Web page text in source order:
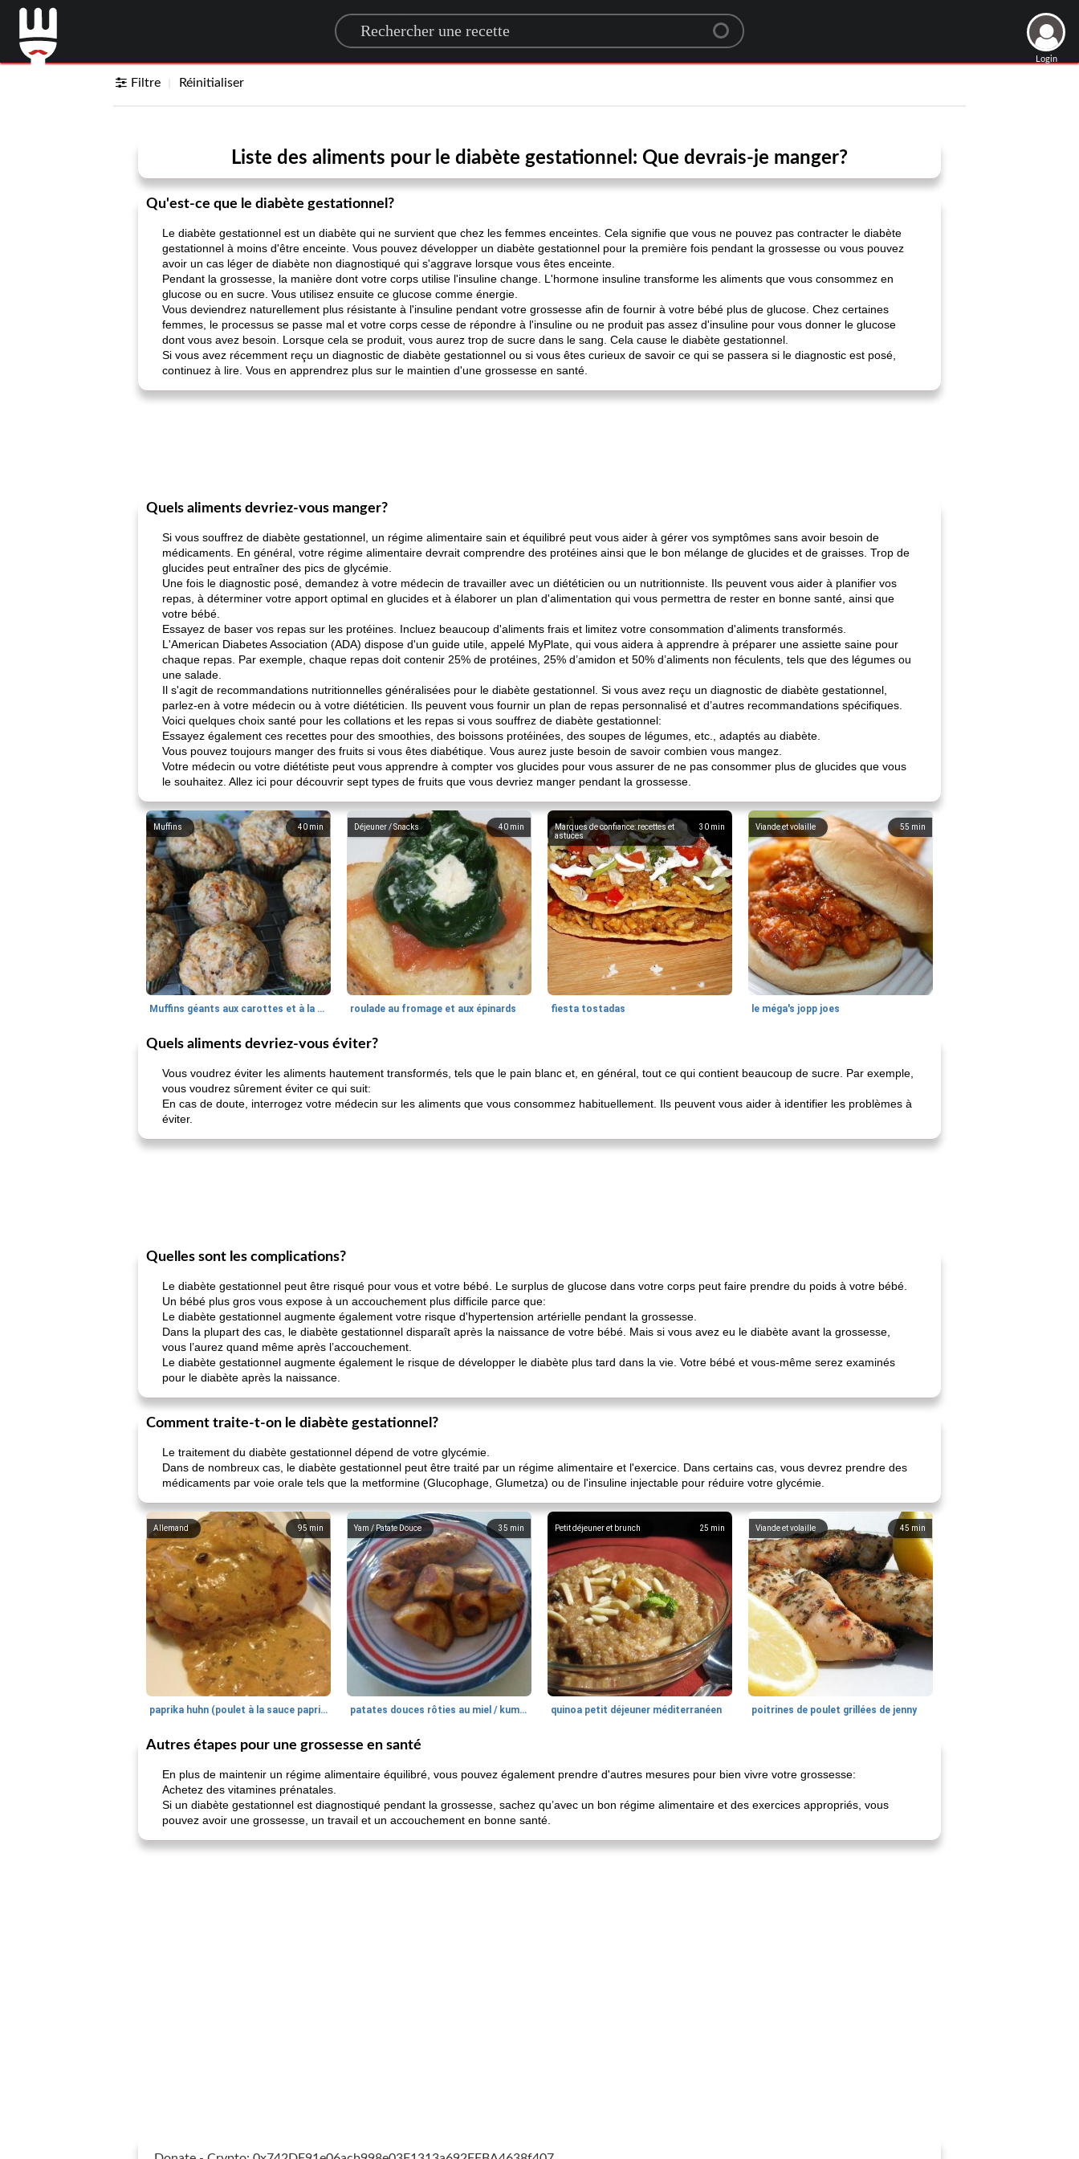
Search for a recipe
Login
Filtre Réinitialiser
Liste des aliments pour le diabète gestationnel: Que devrais-je manger?
Qu'est-ce que le diabète gestationnel?
Le diabète gestationnel est un diabète qui ne survient que chez les femmes enceintes. Cela signifie que vous ne pouvez pas contracter le diabète
gestationnel à moins d'être enceinte. Vous pouvez développer un diabète gestationnel pour la première fois pendant la grossesse ou vous pouvez
avoir un cas léger de diabète non diagnostiqué qui s'aggrave lorsque vous êtes enceinte.
Pendant la grossesse, la manière dont votre corps utilise l'insuline change. L'hormone insuline transforme les aliments que vous consommez en
glucose ou en sucre. Vous utilisez ensuite ce glucose comme énergie.
Vous deviendrez naturellement plus résistante à l'insuline pendant votre grossesse afin de fournir à votre bébé plus de glucose. Chez certaines
femmes, le processus se passe mal et votre corps cesse de répondre à l'insuline ou ne produit pas assez d'insuline pour vous donner le glucose
dont vous avez besoin. Lorsque cela se produit, vous aurez trop de sucre dans le sang. Cela cause le diabète gestationnel.
Si vous avez récemment reçu un diagnostic de diabète gestationnel ou si vous êtes curieux de savoir ce qui se passera si le diagnostic est posé,
continuez à lire. Vous en apprendrez plus sur le maintien d'une grossesse en santé.
Quels aliments devriez-vous manger?
Si vous souffrez de diabète gestationnel, un régime alimentaire sain et équilibré peut vous aider à gérer vos symptômes sans avoir besoin de
médicaments. En général, votre régime alimentaire devrait comprendre des protéines ainsi que le bon mélange de glucides et de graisses. Trop de
glucides peut entraîner des pics de glycémie.
Une fois le diagnostic posé, demandez à votre médecin de travailler avec un diététicien ou un nutritionniste. Ils peuvent vous aider à planifier vos
repas, à déterminer votre apport optimal en glucides et à élaborer un plan d'alimentation qui vous permettra de rester en bonne santé, ainsi que
votre bébé.
Essayez de baser vos repas sur les protéines. Incluez beaucoup d'aliments frais et limitez votre consommation d'aliments transformés.
L'American Diabetes Association (ADA) dispose d'un guide utile, appelé MyPlate, qui vous aidera à apprendre à préparer une assiette saine pour
chaque repas. Par exemple, chaque repas doit contenir 25% de protéines, 25% d’amidon et 50% d’aliments non féculents, tels que des légumes ou
une salade.
Il s'agit de recommandations nutritionnelles généralisées pour le diabète gestationnel. Si vous avez reçu un diagnostic de diabète gestationnel,
parlez-en à votre médecin ou à votre diététicien. Ils peuvent vous fournir un plan de repas personnalisé et d’autres recommandations spécifiques.
Voici quelques choix santé pour les collations et les repas si vous souffrez de diabète gestationnel:
Essayez également ces recettes pour des smoothies, des boissons protéinées, des soupes de légumes, etc., adaptés au diabète.
Vous pouvez toujours manger des fruits si vous êtes diabétique. Vous aurez juste besoin de savoir combien vous mangez.
Votre médecin ou votre diététiste peut vous apprendre à compter vos glucides pour vous assurer de ne pas consommer plus de glucides que vous
le souhaitez. Allez ici pour découvrir sept types de fruits que vous devriez manger pendant la grossesse.
40 min
Muffins
Muffins géants aux carottes et à la banane de Nif
40 min
Déjeuner / Snacks
roulade au fromage et aux épinards
30 min
Marques de confiance: recettes et
astuces
fiesta tostadas
55 min
Viande et volaille
le méga's jopp joes
Quels aliments devriez-vous éviter?
Vous voudrez éviter les aliments hautement transformés, tels que le pain blanc et, en général, tout ce qui contient beaucoup de sucre. Par exemple,
vous voudrez sûrement éviter ce qui suit:
En cas de doute, interrogez votre médecin sur les aliments que vous consommez habituellement. Ils peuvent vous aider à identifier les problèmes à
éviter.
Quelles sont les complications?
Le diabète gestationnel peut être risqué pour vous et votre bébé. Le surplus de glucose dans votre corps peut faire prendre du poids à votre bébé.
Un bébé plus gros vous expose à un accouchement plus difficile parce que:
Le diabète gestationnel augmente également votre risque d'hypertension artérielle pendant la grossesse.
Dans la plupart des cas, le diabète gestationnel disparaît après la naissance de votre bébé. Mais si vous avez eu le diabète avant la grossesse,
vous l’aurez quand même après l’accouchement.
Le diabète gestationnel augmente également le risque de développer le diabète plus tard dans la vie. Votre bébé et vous-même serez examinés
pour le diabète après la naissance.
Comment traite-t-on le diabète gestationnel?
Le traitement du diabète gestationnel dépend de votre glycémie.
Dans de nombreux cas, le diabète gestationnel peut être traité par un régime alimentaire et l'exercice. Dans certains cas, vous devrez prendre des
médicaments par voie orale tels que la metformine (Glucophage, Glumetza) ou de l'insuline injectable pour réduire votre glycémie.
95min
Allemand
paprika huhn (poulet à la sauce paprika).
35 min
Yam / Patate Douce
patates douces rôties au miel / kumara
25 min
Petit déjeuner et brunch
quinoa petit déjeuner méditerranéen
45 min
Viande et volaille
poitrines de poulet grillées de jenny
Autres étapes pour une grossesse en santé
En plus de maintenir un régime alimentaire équilibré, vous pouvez également prendre d'autres mesures pour bien vivre votre grossesse:
Achetez des vitamines prénatales.
Si un diabète gestationnel est diagnostiqué pendant la grossesse, sachez qu’avec un bon régime alimentaire et des exercices appropriés, vous
pouvez avoir une grossesse, un travail et un accouchement en bonne santé.